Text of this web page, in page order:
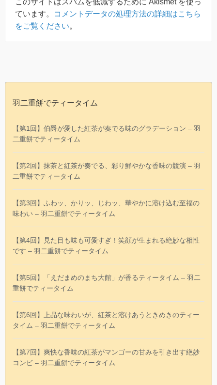
このサイトはスパムを低減するために Akismet を使っ
ています。
コメントデータの処理方法の詳細はこちら
をご覧ください。
羽二重餅でティータイム
【第1回】伯爵が愛した紅茶が奏でる味のグラデーション – 羽
二重餅でティータイム
【第2回】抹茶と紅茶が奏でる、彩り鮮やかな香味の競演 – 羽
二重餅でティータイム
【第3回】ふわッ、かりッ、じわッ、華やかに溶け込む至福の
味わい – 羽二重餅でティータイム
【第4回】見た目も味も可愛すぎ！笑顔が生まれる絶妙な相性
です – 羽二重餅でティータイム
【第5回】「えだまめのまち大館」が香るティータイム – 羽二
重餅でティータイム
【第6回】上品な味わいが、紅茶と溶けあうときめきのティー
タイム – 羽二重餅でティータイム
【第7回】爽快な香味の紅茶がマンゴーの甘みを引き出す絶妙
コンビ – 羽二重餅でティータイム